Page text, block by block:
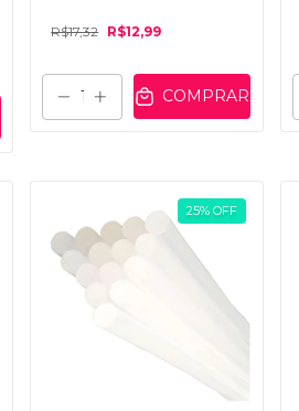
R$17,32 R$12,99
COMPRAR
25% OFF